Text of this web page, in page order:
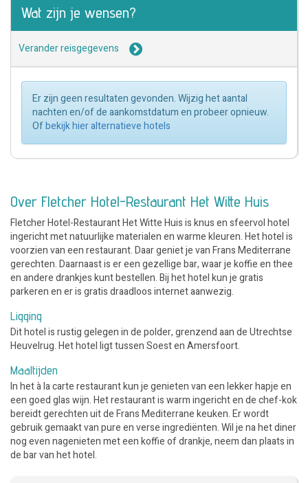
Wat zijn je wensen?
Verander reisgegevens
Er zijn geen resultaten gevonden. Wijzig het aantal
nachten en/of de aankomstdatum en probeer opnieuw.
Ofbekijk hier alternatieve hotels
Over Fletcher Hotel-Restaurant Het Witte Huis
Fletcher Hotel-Restaurant Het Witte Huis is knus en sfeervol hotel
ingericht met natuurlijke materialen en warme kleuren. Het hotel is
voorzien van een restaurant. Daar geniet je van Frans Mediterrane
gerechten. Daarnaast is er een gezellige bar, waar je koffie en thee
en andere drankjes kunt bestellen. Bij het hotel kun je gratis
parkeren en er is gratis draadloos internet aanwezig.
Ligging
Dit hotel is rustig gelegen in de polder, grenzend aan de Utrechtse
Heuvelrug. Het hotel ligt tussen Soest en Amersfoort.
Maaltijden
In het à la carte restaurant kun je genieten van een lekker hapje en
een goed glas wijn. Het restaurant is warm ingericht en de chef-kok
bereidt gerechten uit de Frans Mediterrane keuken. Er wordt
gebruik gemaakt van pure en verse ingrediënten. Wil je na het diner
nog even nagenieten met een koffie of drankje, neem dan plaats in
de bar van het hotel.